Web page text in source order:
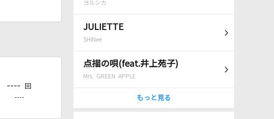
ヨルシカ
JULIETTE
SHINee
点描の唄(feat.井上苑子)
Mrs. GREEN APPLE
もっと見る
---- 回
----